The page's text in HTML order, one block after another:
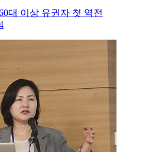
대 이상 유권자 첫 역전